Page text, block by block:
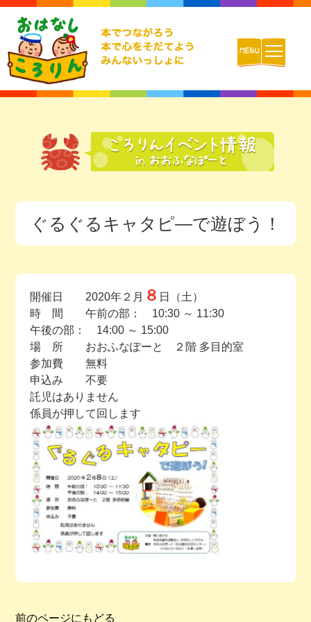
おはなしころりんとは
チームの紹介
動画配信
ファンクラブのご案内
お問い合わせ
ぐるぐるキャタピ―で遊ぼう！
開催日 2020年２月 ８ 日（土）
時 間 午前の部： 10:30 ～ 11:30
午後の部： 14:00 ～ 15:00
場 所 おおふなぽーと ２階 多目的室
参加費 無料
申込み 不要
託児はありません
係員が押して回します
前のページにもどる